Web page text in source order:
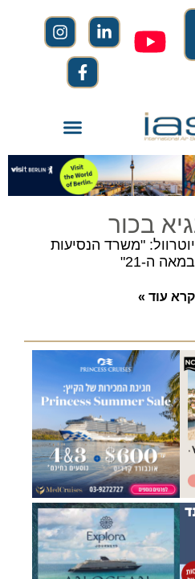
בכור
יוטרוול: "משרד הנסיעות
במאה ה-21"
קרא עוד »